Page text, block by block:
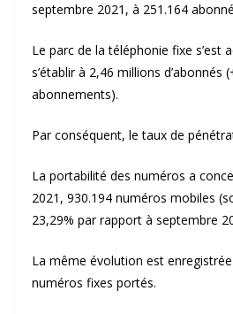
septembre 2021, à 251.164
Le parc de la téléphonie fixe s’est
s’établir à 2,46 millions d’abonnés
abonnements).
Par conséquent, le taux de
La portabilité des numéros a
2021, 930.194 numéros mobiles
23,29% par rapport à septembre
La même évolution est
numéros fixes portés.